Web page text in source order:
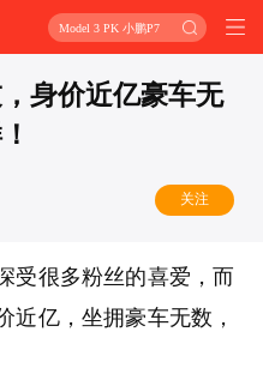
Model 3 PK 小鹏P7
身价近亿豪车无
关注
受很多粉丝的喜爱，而
近亿，坐拥豪车无数，